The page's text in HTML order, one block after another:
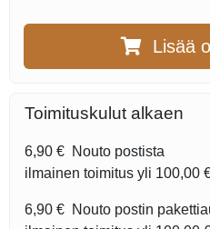
Lisää
Toimituskulut alkaen
6,90 € Nouto postista
ilmainen toimitus yli 100,00
6,90 € Nouto postin